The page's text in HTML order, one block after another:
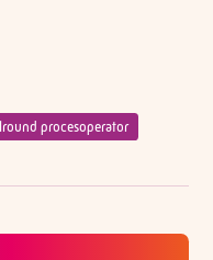
procesoperator